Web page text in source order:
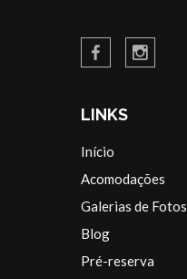
LINKS
Início
Acomodações
Galerias de Fotos
Blog
Pré-reserva